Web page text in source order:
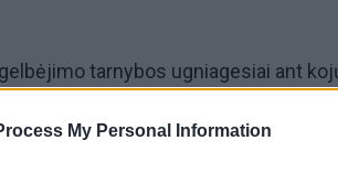
My Personal Information
tarnybos ugniagesiai ant